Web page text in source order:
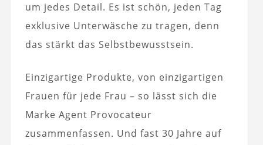
um jedes Detail. Es ist schön, jeden Tag
exklusive Unterwäsche zu tragen, denn
das stärkt das Selbstbewusstsein.
Einzigartige Produkte, von einzigartigen
Frauen für jede Frau – so lässt sich die
Marke Agent Provocateur
zusammenfassen. Und fast 30 Jahre auf